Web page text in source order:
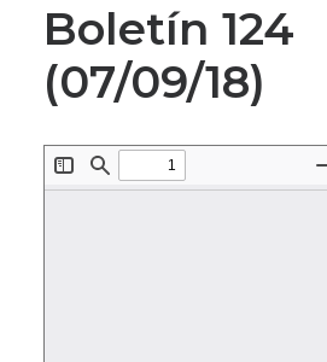
Boletín 124
(07/09/18)